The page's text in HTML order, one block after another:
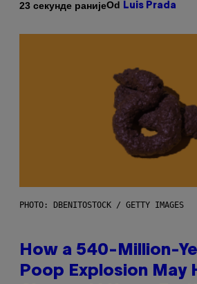
23 секунде ранијеOd Luis Prada
PHOTO: DBENITOSTOCK / GETTY IMAGES
How a 540-Million-
Poop Explosion May